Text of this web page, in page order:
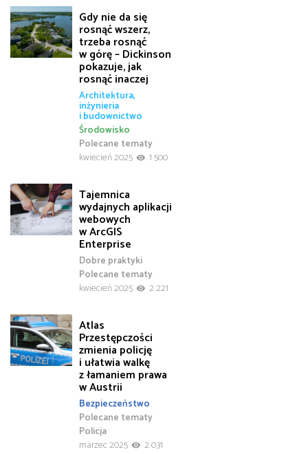
Gdy nie da się
rosnąć wszerz,
trzeba rosnąć
w górę – Dickinson
pokazuje, jak
rosnąć inaczej
Architektura,
inżynieria
i budownictwo
Polecane tematy
Środowisko
kwiecień 2025
1 500
Tajemnica
wydajnych aplikacji
webowych
w ArcGIS
Enterprise
Dobre praktyki
Polecane tematy
kwiecień 2025
2 221
Atlas
Przestępczości
zmienia policję
i ułatwia walkę
z łamaniem prawa
w Austrii
Bezpieczeństwo
Polecane tematy
Policja
marzec 2025
2 031